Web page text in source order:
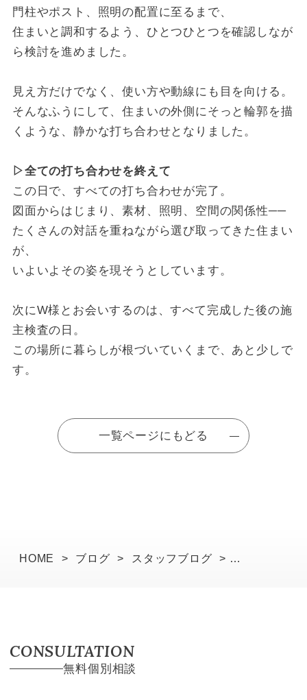
門柱やポスト、照明の配置に至るまで、
住まいと調和するよう、ひとつひとつを確認しなが
ら検討を進めました。
見え方だけでなく、使い方や動線にも目を向ける。
そんなふうにして、住まいの外側にそっと輪郭を描
くような、静かな打ち合わせとなりました。
▷全ての打ち合わせを終えて
この日で、すべての打ち合わせが完了。
図面からはじまり、素材、照明、空間の関係性──
たくさんの対話を重ねながら選び取ってきた住まい
が、
いよいよその姿を現そうとしています。
次にW様とお会いするのは、すべて完成した後の施
主検査の日。
この場所に暮らしが根づいていくまで、あと少しで
す。
一覧ページにもどる
HOME > ブログ > スタッフブログ
>
CONSULTATION
無料個別相談